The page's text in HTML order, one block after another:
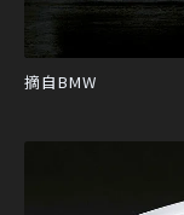
摘自BMW